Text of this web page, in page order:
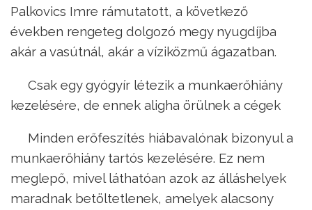
Palkovics Imre rámutatott, a következő
években rengeteg dolgozó megy nyugdíjba
akár a vasútnál, akár a víziközmű ágazatban.
Csak egy gyógyír létezik a munkaerőhiány
kezelésére, de ennek aligha örülnek a cégek
Minden erőfeszítés hiábavalónak bizonyul a
munkaerőhiány tartós kezelésére. Ez nem
meglepő, mivel láthatóan azok az álláshelyek
maradnak betöltetlenek, amelyek alacsony